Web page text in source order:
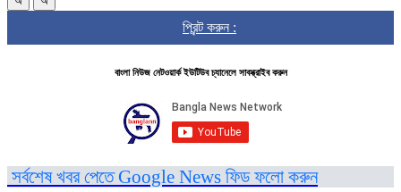
প্রিন্ট করুন :
বাংলা নিউজ নেটওয়ার্ক ইউটিউব চ্যানেলে সাবস্ক্রাইব করুন
সর্বশেষ খবর পেতে Google News ফিড ফলো করুন